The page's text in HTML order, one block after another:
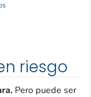
riesgo
Pero puede ser